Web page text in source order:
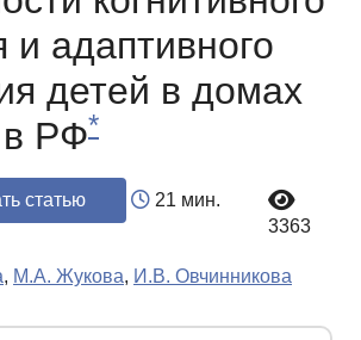
и адаптивного
детей в домах
в РФ*
статью
21 мин.
3363
, М.А. Жукова, И.В. Овчинникова